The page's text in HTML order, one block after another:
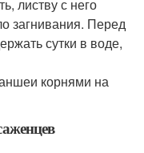
листву с него
загнивания. Перед
сутки в воде,
корнями на